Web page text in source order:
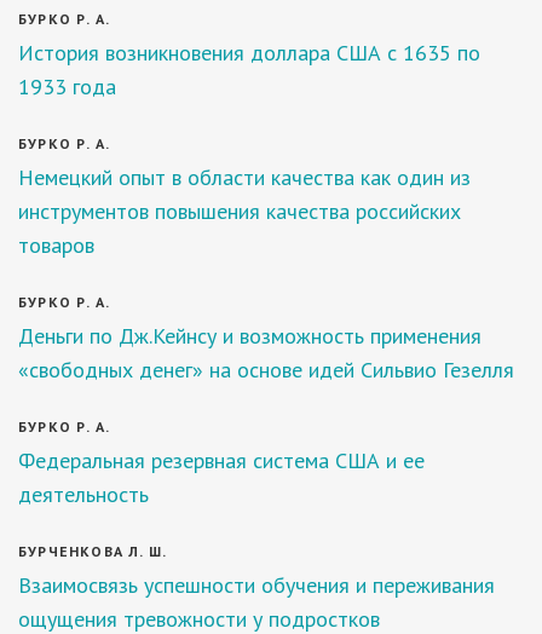
БУРКО Р. А.
История возникновения доллара США с 1635 по
1933 года
БУРКО Р. А.
Немецкий опыт в области качества как один из
инструментов повышения качества российских
товаров
БУРКО Р. А.
Деньги по Дж.Кейнсу и возможность применения
«свободных денег» на основе идей Сильвио Гезелля
БУРКО Р. А.
Федеральная резервная система США и ее
деятельность
БУРЧЕНКОВА Л. Ш.
Взаимосвязь успешности обучения и переживания
ощущения тревожности у подростков